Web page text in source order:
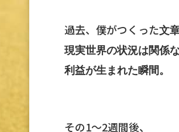
過去、僕がつくった文
現実世界の状況は関係
利益が生まれた瞬間。
その1〜2週間後、